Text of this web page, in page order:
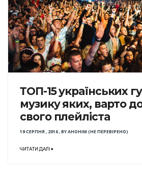
ТОП-15 українських
музику яких, варто
свого плейліста
19 СЕРПНЯ , 2016,BYАНОНІМ (НЕ ПЕРЕВІРЕНО)
ЧИТАТИ ДАЛІ